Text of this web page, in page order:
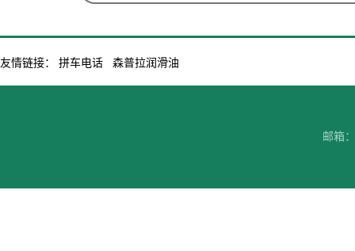
友情链接： 拼车电话 森普拉润滑油
邮箱